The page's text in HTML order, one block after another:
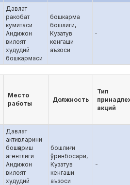
Давлат
ракобат
кумитаси
Андижон
вилоят
худудий
бошкармаси
бошкарма
бошлиги,
Кузатув
кенгаши
аъзоси
-
Место
работы
Должность
Тип
акций
Давлат
активларини
бошқариш
агентлиги
Андижон
вилоят
худудий
бошлиғи
ўринбосари,
Кузатув
кенгаши
аъзоси
-